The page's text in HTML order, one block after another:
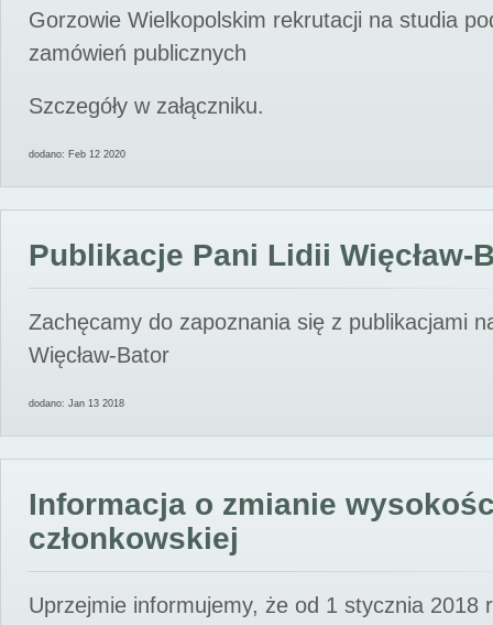
Gorzowie Wielkopolskim rekrutacji na studia
zamówień publicznych
Szczegóły w załączniku.
dodano: Feb 12 2020
Publikacje Pani Lidii Więcław-
Zachęcamy do zapoznania się z publikacjami
Więcław-Bator
dodano: Jan 13 2018
Informacja o zmianie
członkowskiej
Uprzejmie informujemy, że od 1 stycznia 2018